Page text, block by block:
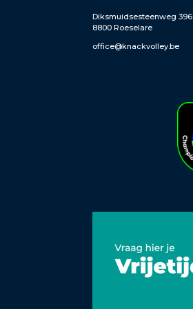
Diksmuidsesteenweg 396
8800 Roeselare
office@knackvolley.be